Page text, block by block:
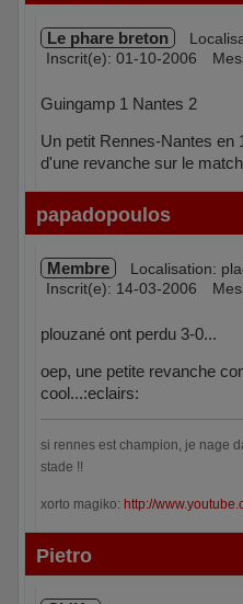
Le phare breton
Inscrit(e): 01-10-2006
Guingamp 1 Nantes 2
Un petit Rennes-Nantes en
d'une revanche sur le
Hors ligne
papadopoulos
Membre
Localisation:
Inscrit(e): 14-03-2006
plouzané ont perdu 3-0...
oep, une petite revanche
cool...:eclairs:
si rennes est champion, je nage
stade !!
xorto magiko: http://
Hors ligne
Pietro